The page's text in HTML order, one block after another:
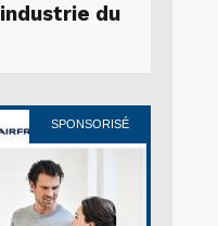
du
SPONSORISÉ